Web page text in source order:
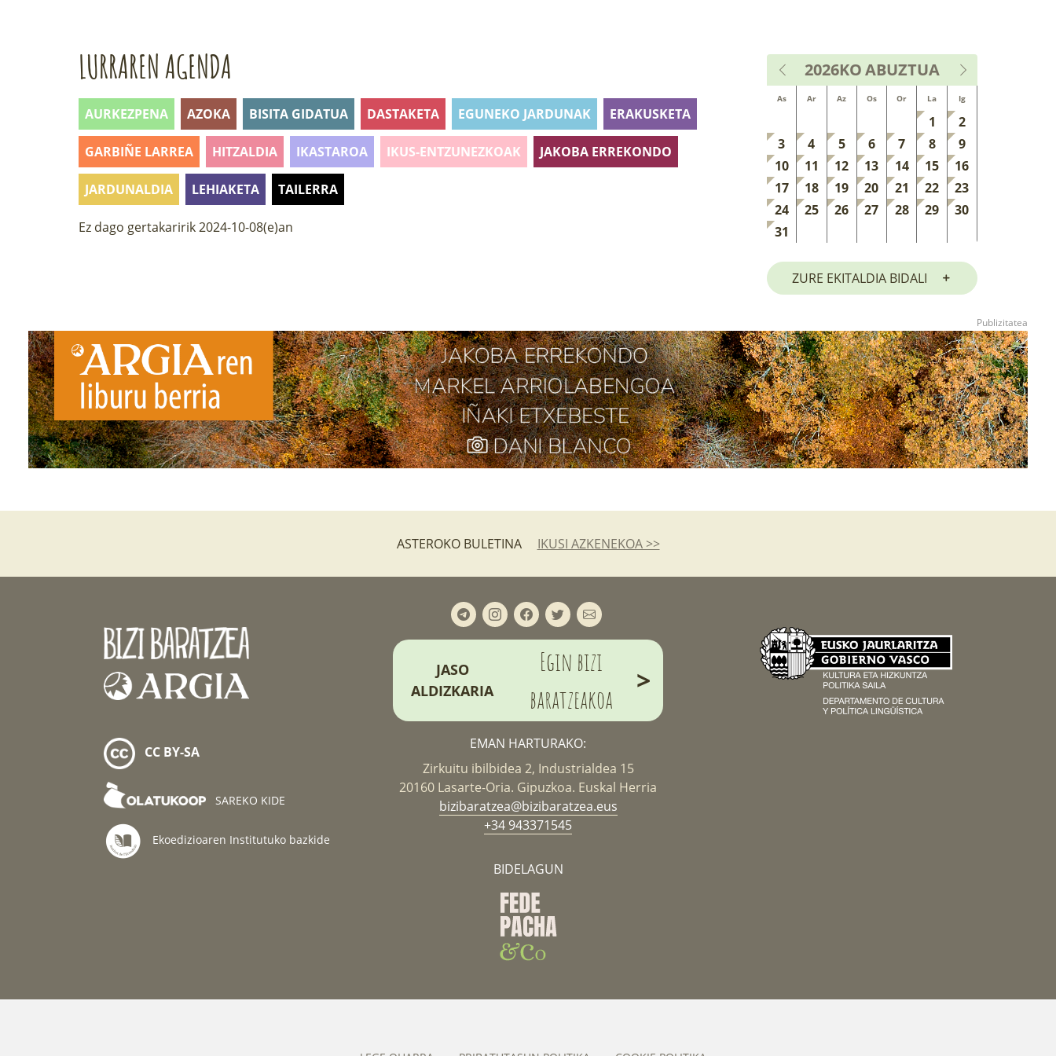
LURRAREN AGENDA
AURKEZPENA AZOKA BISITA GIDATUA DASTAKETA EGUNEKO JARDUNAK ERAKUSKETA
GARBIÑE LARREA HITZALDIA IKASTAROA IKUS-ENTZUNEZKOAK JAKOBA ERREKONDO
JARDUNALDIA LEHIAKETA TAILERRA
Ez dago gertakaririk 2024-10-08(e)an
2026KOABUZTUA
As Ar Az Os Or La Ig
1
2
3
4 5 6 7 8
9
10
11 12 13 14 15
16
17
18 19 20 21 22
23
24
25 26 27 28 29
30
31
ZURE EKITALDIA BIDALI
ASTEROKO BULETINA IKUSI AZKENEKOA >>
CC BY-SA
SAREKO KIDE
Ekoedizioaren Institutuko bazkide
JASO
ALDIZKARIA
Egin bizi
baratzeakoa
>
EMAN HARTURAKO:
Zirkuitu ibilbidea 2, Industrialdea 15
20160 Lasarte-Oria. Gipuzkoa. Euskal Herria
bizibaratzea@bizibaratzea.eus
+34 943371545
BIDELAGUN